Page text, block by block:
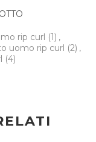
rip curl (1) ,
uomo rip curl (2) ,
(4)